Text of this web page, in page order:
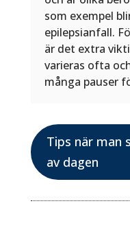
som exempel
epilepsianfall.
är det extra
varieras ofta
många pauser
Tips när man
av dagen